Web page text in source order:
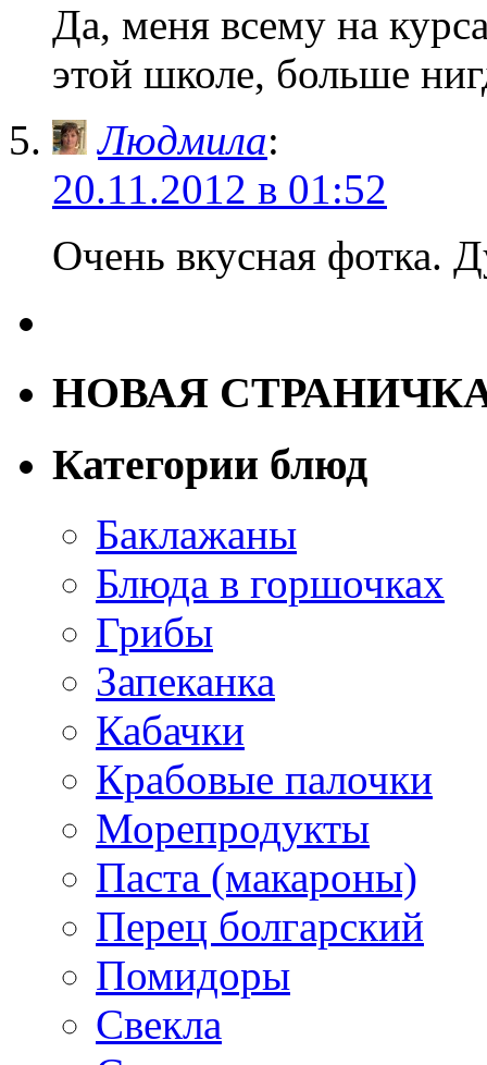
Да, меня всему на
этой школе, больше
Людмила:
20.11.2012 в 01:52
Очень вкусная фотка.
НОВАЯ
Категории блюд
Баклажаны
Блюда в горшочках
Грибы
Запеканка
Кабачки
Крабовые палочки
Морепродукты
Паста (макароны)
Перец болгарский
Помидоры
Свекла